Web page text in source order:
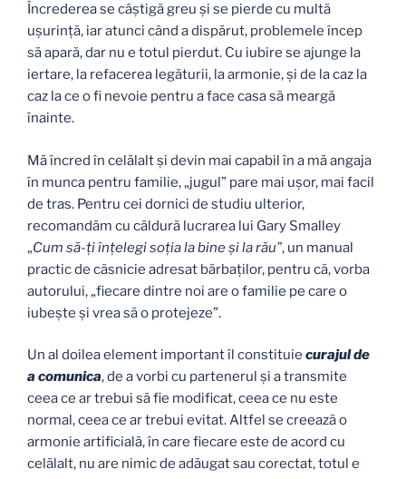
Încrederea se câştigă greu şi se pierde cu multă
uşurinţă, iar atunci când a dispărut, problemele încep
să apară, dar nu e totul pierdut. Cu iubire se ajunge la
iertare, la refacerea legăturii, la armonie, şi de la caz la
caz la ce o fi nevoie pentru a face casa să meargă
înainte.
Mă încred în celălalt şi devin mai capabil în a mă angaja
în munca pentru familie, „jugul” pare mai uşor, mai facil
de tras. Pentru cei dornici de studiu ulterior,
recomandăm cu căldură lucrarea lui Gary Smalley
„Cum să-ţi înţelegi soţia la bine şi la rău”, un manual
practic de căsnicie adresat bărbaţilor, pentru că, vorba
autorului, „fiecare dintre noi are o familie pe care o
iubeşte şi vrea să o protejeze”.
Un al doilea element important îl constituie curajul de
a comunica, de a vorbi cu partenerul şi a transmite
ceea ce ar trebui să fie modificat, ceea ce nu este
normal, ceea ce ar trebui evitat. Altfel se creează o
armonie artificială, în care fiecare este de acord cu
celălalt, nu are nimic de adăugat sau corectat, totul e